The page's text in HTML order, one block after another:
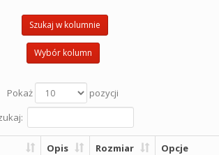
Szukaj w kolumnie
Wybór kolumn
Pokaż
pozycji
Opis Rozmiar Opcje